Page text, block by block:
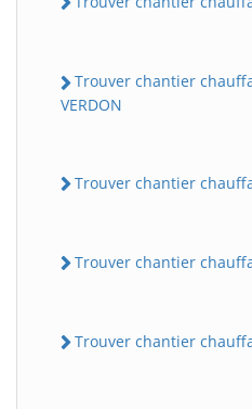
Trouver chantier
VERDON
Trouver chantier
Trouver chantier
Trouver chantier